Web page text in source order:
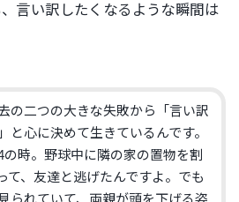
言い訳したくなるような瞬間は
の二つの大きな失敗から「言い訳
と心に決めて生きているんです。
の時。野球中に隣の家の置物を割
て、友達と逃げたんですよ。でも